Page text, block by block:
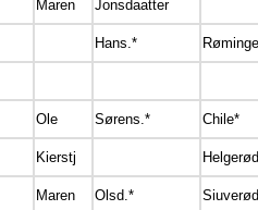
Maren
Jonsdaatter
Hans.*
Ole Sørens.*
Chile*
Kierstj
Helgerød
Maren Olsd.*